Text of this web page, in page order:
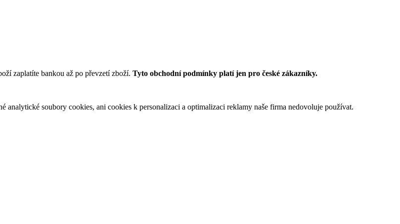
zaplatíte bankou až po převzetí zboží. Tyto obchodní podmínky platí jen pro české zákazníky.
analytické soubory cookies, ani cookies k personalizaci a optimalizaci reklamy naše firma nedovoluje používat.